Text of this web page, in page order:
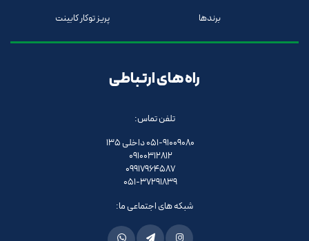
برندها
پریز توکار کابینت
راه های ارتباطی
تلفن تماس:
051-91009080 داخلی 135
09100312812
09917964587
051-37291839
شبکه های اجتماعی ما: